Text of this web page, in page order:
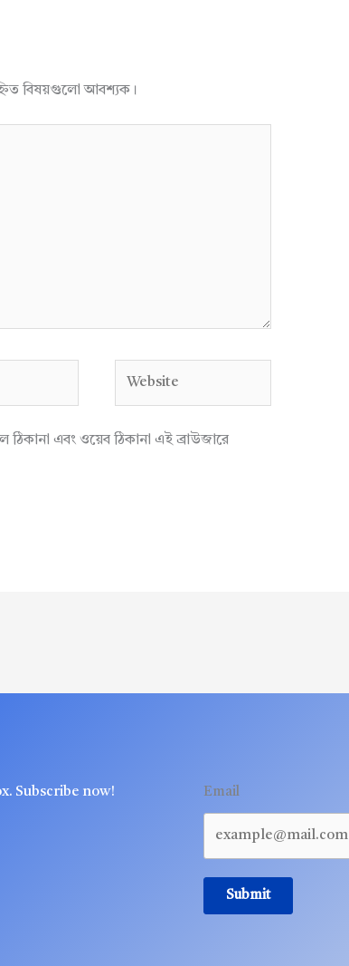
বিষয়গুলো আবশ্যক।
এবং ওয়েব ঠিকানা এই ব্রাউজারে
Subscribe now!
Email
Submit